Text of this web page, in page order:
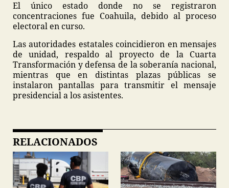
El único estado donde no se registraron
concentraciones fue Coahuila, debido al proceso
electoral en curso.
Las autoridades estatales coincidieron en mensajes
de unidad, respaldo al proyecto de la Cuarta
Transformación y defensa de la soberanía nacional,
mientras que en distintas plazas públicas se
instalaron pantallas para transmitir el mensaje
presidencial a los asistentes.
RELACIONADOS